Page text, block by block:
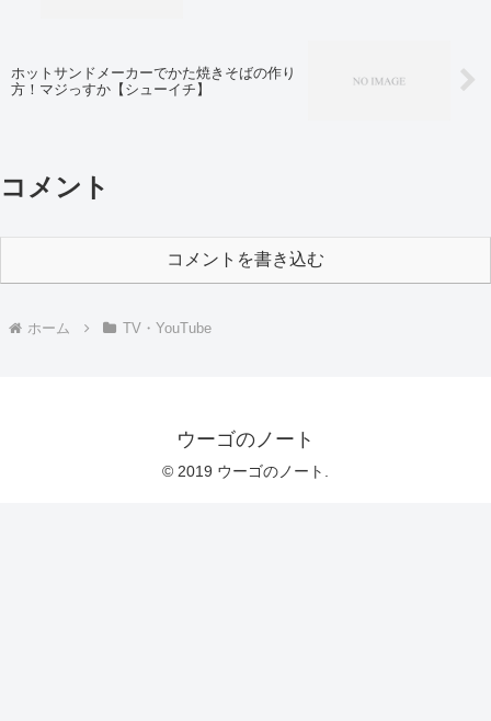
ホットサンドメーカーでかた焼きそばの作り
方！マジっすか【シューイチ】
コメント
コメントを書き込む
ホーム TV・YouTube
ウーゴのノート
© 2019 ウーゴのノート.